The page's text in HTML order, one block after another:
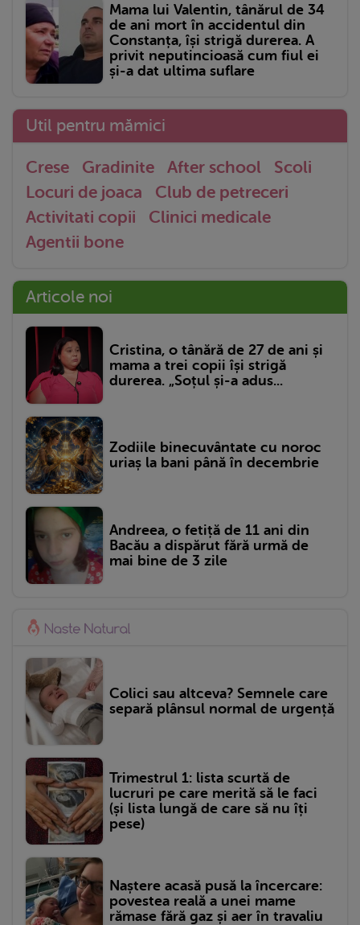
Mama lui Valentin, tânărul de 34
de ani mort în accidentul din
Constanța, își strigă durerea. A
privit neputincioasă cum fiul ei
și-a dat ultima suflare
Util pentru mămici
Crese Gradinite After school
Scoli
Locuri de joaca
Club de petreceri
Activitati copii
Clinici medicale
Agentii bone
Articole noi
Cristina, o tânără de 27 de ani și
mama a trei copii își strigă
durerea. „Soțul și-a adus...
Zodiile binecuvântate cu noroc
uriaș la bani până în decembrie
Andreea, o fetiță de 11 ani din
Bacău a dispărut fără urmă de
mai bine de 3 zile
Colici sau altceva? Semnele care
separă plânsul normal de urgență
Trimestrul 1: lista scurtă de
lucruri pe care merită să le faci
(și lista lungă de care să nu îți
pese)
Naștere acasă pusă la încercare:
povestea reală a unei mame
rămase fără gaz și aer în travaliu